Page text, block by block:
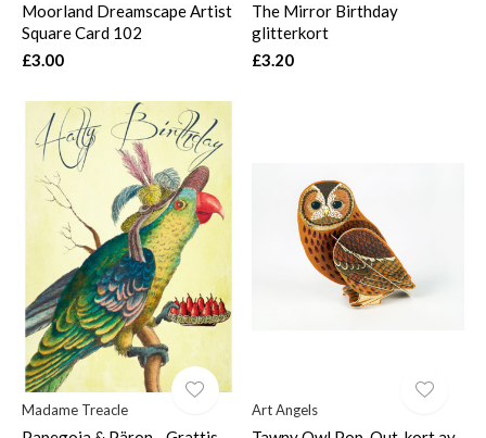
Moorland Dreamscape Artist
Square Card 102
£3.00
The Mirror Birthday
glitterkort
£3.20
Madame Treacle Art Angels